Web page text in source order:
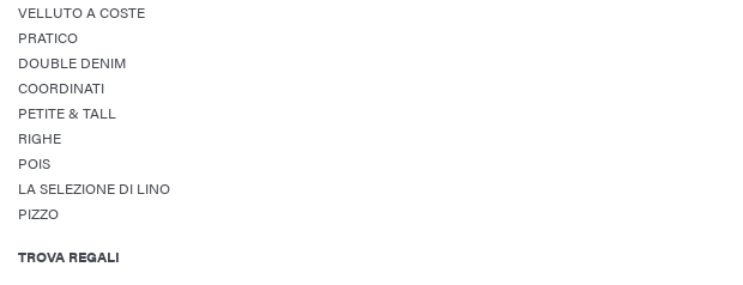
VELLUTO A COSTE
PRATICO
DOUBLE DENIM
COORDINATI
PETITE & TALL
RIGHE
POIS
LA SELEZIONE DI LINO
PIZZO
TROVA REGALI